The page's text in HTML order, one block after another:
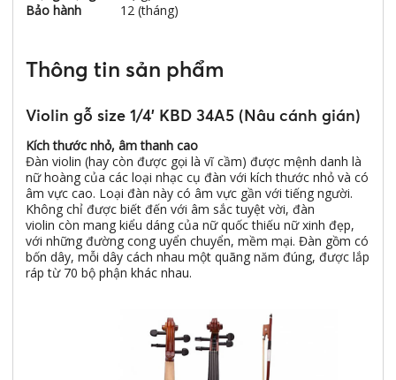
Bảo hành
12 (tháng)
Thông tin sản phẩm
Violin gỗ size 1/4' KBD 34A5 (Nâu cánh gián)
Kích thước nhỏ, âm thanh cao
Đàn violin (hay còn được gọi là vĩ cầm) được mệnh danh là
nữ hoàng của các loại nhạc cụ đàn với kích thước nhỏ và có
âm vực cao. Loại đàn này có âm vực gần với tiếng người.
Không chỉ được biết đến với âm sắc tuyệt vời, đàn
violin còn mang kiểu dáng của nữ quốc thiếu nữ xinh đẹp,
với những đường cong uyển chuyển, mềm mại. Đàn gồm có
bốn dây, mỗi dây cách nhau một quãng năm đúng, được lắp
ráp từ 70 bộ phận khác nhau.